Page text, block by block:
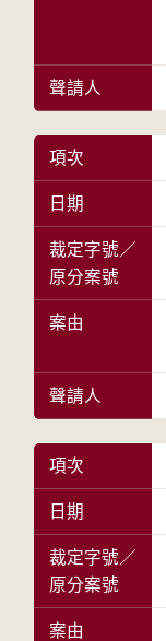
聲請人
項次
日期
裁定字號／
原分案號
案由
聲請人
項次
日期
裁定字號／
原分案號
案由